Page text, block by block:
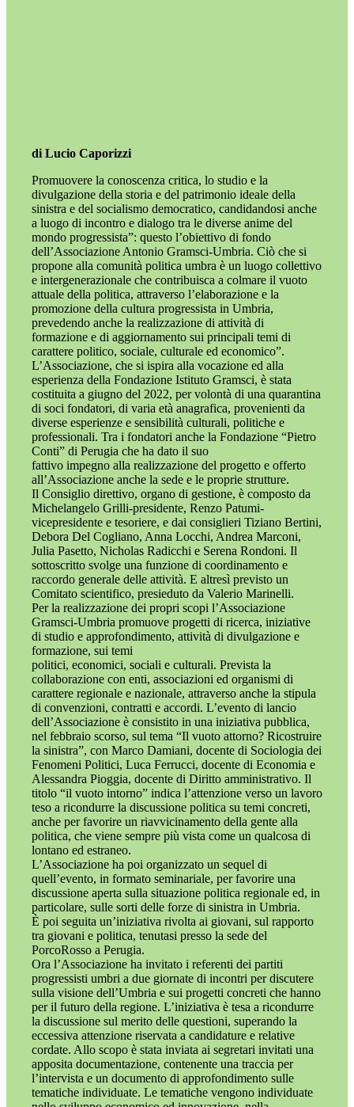
di Lucio Caporizzi
Promuovere la conoscenza critica, lo studio e la
divulgazione della storia e del patrimonio ideale della
sinistra e del socialismo democratico, candidandosi anche
a luogo di incontro e dialogo tra le diverse anime del
mondo progressista”: questo l’obiettivo di fondo
dell’Associazione Antonio Gramsci-Umbria. Ciò che si
propone alla comunità politica umbra è un luogo collettivo
e intergenerazionale che contribuisca a colmare il vuoto
attuale della politica, attraverso l’elaborazione e la
promozione della cultura progressista in Umbria,
prevedendo anche la realizzazione di attività di
formazione e di aggiornamento sui principali temi di
carattere politico, sociale, culturale ed economico”.
L’Associazione, che si ispira alla vocazione ed alla
esperienza della Fondazione Istituto Gramsci, è stata
costituita a giugno del 2022, per volontà di una quarantina
di soci fondatori, di varia età anagrafica, provenienti da
diverse esperienze e sensibilità culturali, politiche e
professionali. Tra i fondatori anche la Fondazione “Pietro
Conti” di Perugia che ha dato il suo
fattivo impegno alla realizzazione del progetto e offerto
all’Associazione anche la sede e le proprie strutture.
Il Consiglio direttivo, organo di gestione, è composto da
Michelangelo Grilli-presidente, Renzo Patumi-
vicepresidente e tesoriere, e dai consiglieri Tiziano Bertini,
Debora Del Cogliano, Anna Locchi, Andrea Marconi,
Julia Pasetto, Nicholas Radicchi e Serena Rondoni. Il
sottoscritto svolge una funzione di coordinamento e
raccordo generale delle attività. E altresì previsto un
Comitato scientifico, presieduto da Valerio Marinelli.
Per la realizzazione dei propri scopi l’Associazione
Gramsci-Umbria promuove progetti di ricerca, iniziative
di studio e approfondimento, attività di divulgazione e
formazione, sui temi
politici, economici, sociali e culturali. Prevista la
collaborazione con enti, associazioni ed organismi di
carattere regionale e nazionale, attraverso anche la stipula
di convenzioni, contratti e accordi. L’evento di lancio
dell’Associazione è consistito in una iniziativa pubblica,
nel febbraio scorso, sul tema “Il vuoto attorno? Ricostruire
la sinistra”, con Marco Damiani, docente di Sociologia dei
Fenomeni Politici, Luca Ferrucci, docente di Economia e
Alessandra Pioggia, docente di Diritto amministrativo. Il
titolo “il vuoto intorno” indica l’attenzione verso un lavoro
teso a ricondurre la discussione politica su temi concreti,
anche per favorire un riavvicinamento della gente alla
politica, che viene sempre più vista come un qualcosa di
lontano ed estraneo.
L’Associazione ha poi organizzato un sequel di
quell’evento, in formato seminariale, per favorire una
discussione aperta sulla situazione politica regionale ed, in
particolare, sulle sorti delle forze di sinistra in Umbria.
È poi seguita un’iniziativa rivolta ai giovani, sul rapporto
tra giovani e politica, tenutasi presso la sede del
PorcoRosso a Perugia.
Ora l’Associazione ha invitato i referenti dei partiti
progressisti umbri a due giornate di incontri per discutere
sulla visione dell’Umbria e sui progetti concreti che hanno
per il futuro della regione. L’iniziativa è tesa a ricondurre
la discussione sul merito delle questioni, superando la
eccessiva attenzione riservata a candidature e relative
cordate. Allo scopo è stata inviata ai segretari invitati una
apposita documentazione, contenente una traccia per
l’intervista e un documento di approfondimento sulle
tematiche individuate. Le tematiche vengono individuate